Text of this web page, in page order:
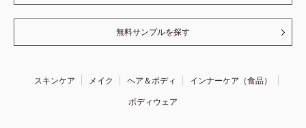
無料サンプルを探す
スキンケア メイク ヘア＆ボディ
インナーケア（食品）
ボディウェア